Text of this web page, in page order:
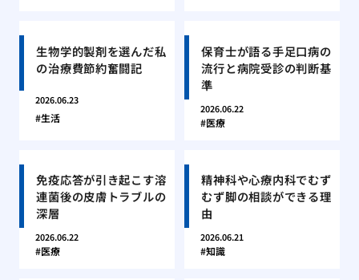
生物学的製剤を選んだ私
の治療費節約奮闘記
2026.06.23
生活
保育士が語る手足口病の
流行と病院受診の判断基
準
2026.06.22
医療
免疫応答が引き起こす溶
連菌後の皮膚トラブルの
深層
2026.06.22
医療
精神科や心療内科でむず
むず脚の相談ができる理
由
2026.06.21
知識